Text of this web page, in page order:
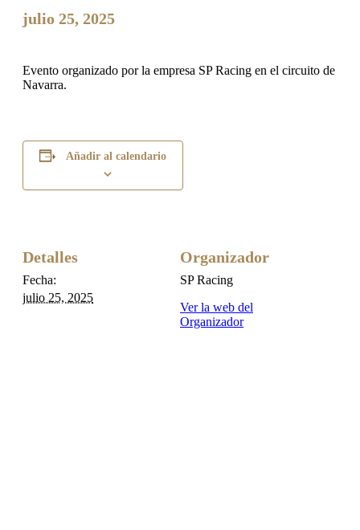
julio 25, 2025
Evento organizado por la empresa SP Racing en el circuito de
Navarra.
Añadir al calendario
Detalles
Fecha:
julio 25, 2025
Organizador
SP Racing
Ver la web del
Organizador